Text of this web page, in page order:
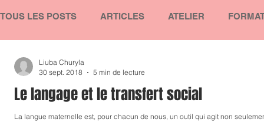
TOUS LES POSTS ARTICLES ATELIER
TRAVAUX DE RECHERCHE
Le langage et le transfert social
La langue maternelle est, pour chacun de nous, un outil qui agit non
Liuba Churyla
30 sept. 2018
5 min de lecture